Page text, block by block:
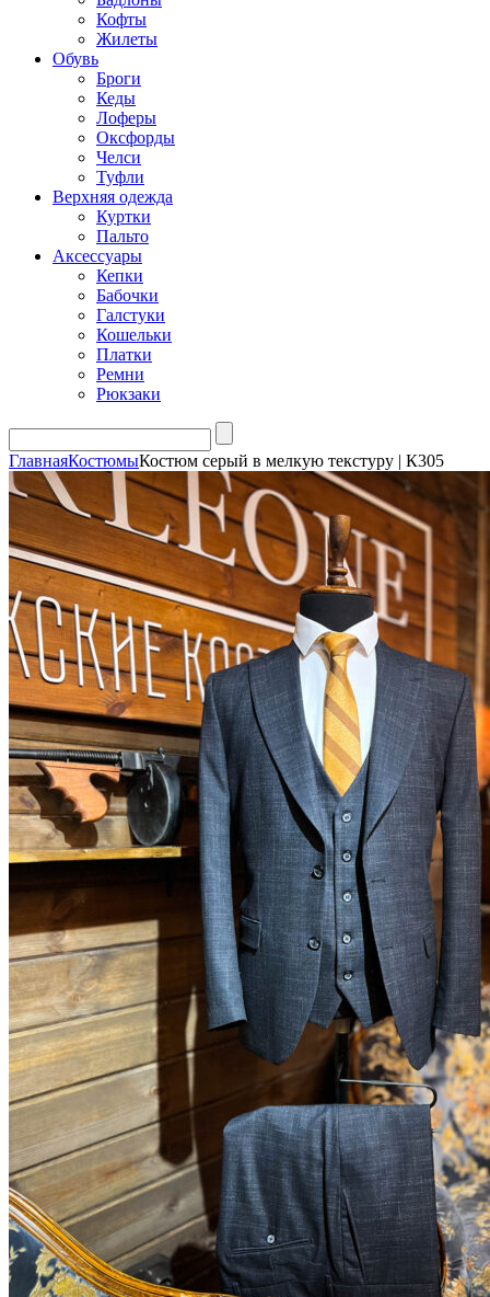
Кофты
Жилеты
Обувь
Броги
Кеды
Лоферы
Оксфорды
Челси
Туфли
Верхняя одежда
Куртки
Пальто
Аксессуары
Кепки
Бабочки
Галстуки
Кошельки
Платки
Ремни
Рюкзаки
ГлавнаяКостюмыКостюм серый в мелкую текстуру | К305